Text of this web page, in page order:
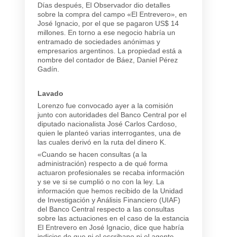
Días después, El Observador dio detalles
sobre la compra del campo «El Entrevero», en
José Ignacio, por el que se pagaron US$ 14
millones. En torno a ese negocio habría un
entramado de sociedades anónimas y
empresarios argentinos. La propiedad está a
nombre del contador de Báez, Daniel Pérez
Gadín.
Lavado
Lorenzo fue convocado ayer a la comisión
junto con autoridades del Banco Central por el
diputado nacionalista José Carlos Cardoso,
quien le planteó varias interrogantes, una de
las cuales derivó en la ruta del dinero K.
«Cuando se hacen consultas (a la
administración) respecto a de qué forma
actuaron profesionales se recaba información
y se ve si se cumplió o no con la ley. La
información que hemos recibido de la Unidad
de Investigación y Análisis Financiero (UIAF)
del Banco Central respecto a las consultas
sobre las actuaciones en el caso de la estancia
El Entrevero en José Ignacio, dice que habría